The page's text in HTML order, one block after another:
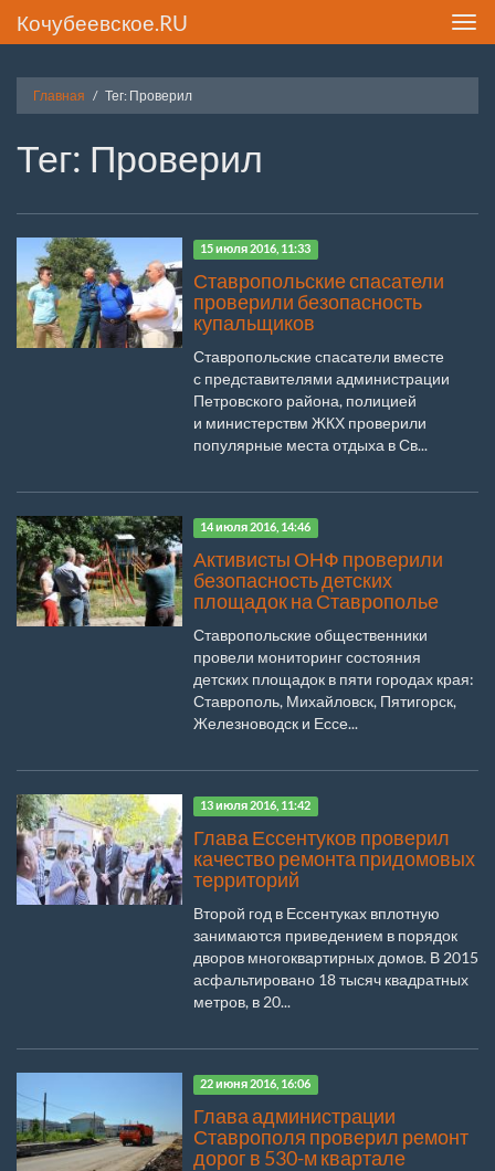
Кочубеевское.RU
Главная Тег: Проверил
Тег: Проверил
15 июля 2016, 11:33
Ставропольские спасатели
проверили безопасность
купальщиков
Ставропольские спасатели вместе
с представителями администрации
Петровского района, полицией
и министерствм ЖКХ проверили
популярные места отдыха в Св...
14 июля 2016, 14:46
Активисты ОНФ проверили
безопасность детских
площадок на Ставрополье
Ставропольские общественники
провели мониторинг состояния
детских площадок в пяти городах края:
Ставрополь, Михайловск, Пятигорск,
Железноводск и Ессе...
13 июля 2016, 11:42
Глава Ессентуков проверил
качество ремонта придомовых
территорий
Второй год в Ессентуках вплотную
занимаются приведением в порядок
дворов многоквартирных домов. В 2015
асфальтировано 18 тысяч квадратных
метров, в 20...
22 июня 2016, 16:06
Глава администрации
Ставрополя проверил ремонт
дорог в 530-м квартале